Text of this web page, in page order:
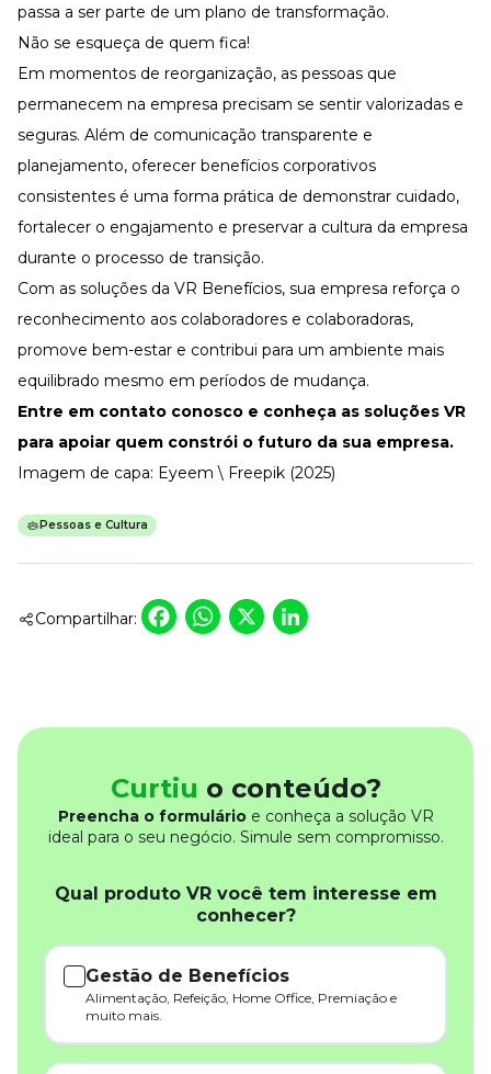
passa a ser parte de um plano de transformação.
Não se esqueça de quem fica!
Em momentos de reorganização, as pessoas que
permanecem na empresa precisam se sentir valorizadas e
seguras. Além de comunicação transparente e
planejamento, oferecer benefícios corporativos
consistentes é uma forma prática de demonstrar cuidado,
fortalecer o engajamento e preservar a cultura da empresa
durante o processo de transição.
Com as soluções da VR Benefícios, sua empresa reforça o
reconhecimento aos colaboradores e colaboradoras,
promove bem-estar e contribui para um ambiente mais
equilibrado mesmo em períodos de mudança.
Entre em contato conosco e conheça as soluções VR
para apoiar quem constrói o futuro da sua empresa.
Imagem de capa: Eyeem \ Freepik (2025)
Pessoas e Cultura
Compartilhar: Facebook
WhatsApp
X
Curtiu o conteúdo?
Preencha o formulárioe conheça a solução VR
ideal para o seu negócio. Simule sem compromisso.
Qual produto VR você tem interesse em
conhecer?
Gestão de Benefícios
Alimentação, Refeição, Home Office, Premiação e
muito mais.